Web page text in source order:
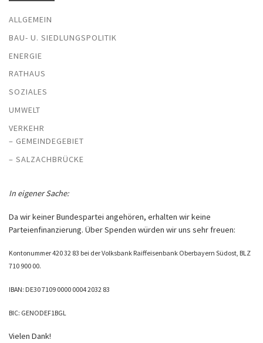
ALLGEMEIN
BAU- U. SIEDLUNGSPOLITIK
ENERGIE
RATHAUS
SOZIALES
UMWELT
VERKEHR
– GEMEINDEGEBIET
– SALZACHBRÜCKE
In eigener Sache:
Da wir keiner Bundespartei angehören, erhalten wir keine
Parteienfinanzierung. Über Spenden würden wir uns sehr freuen:
Kontonummer 420 32 83 bei der Volksbank Raiffeisenbank Oberbayern Südost, BLZ
710 900 00.
IBAN: DE30 7109 0000 0004 2032 83
BIC: GENODEF1BGL
Vielen Dank!